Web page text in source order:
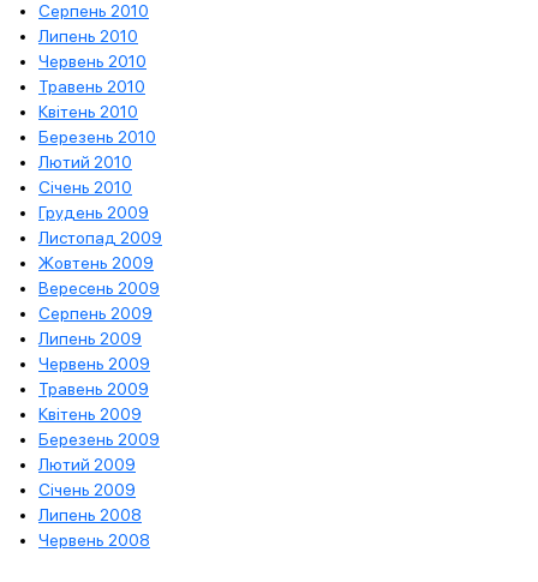
Серпень 2010
Липень 2010
Червень 2010
Травень 2010
Квітень 2010
Березень 2010
Лютий 2010
Січень 2010
Грудень 2009
Листопад 2009
Жовтень 2009
Вересень 2009
Серпень 2009
Липень 2009
Червень 2009
Травень 2009
Квітень 2009
Березень 2009
Лютий 2009
Січень 2009
Липень 2008
Червень 2008